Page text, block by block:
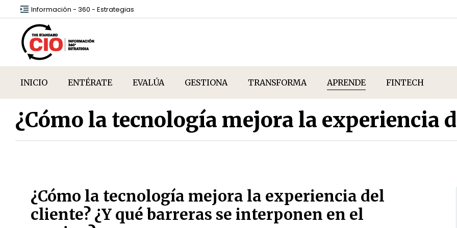
Información - 360 - Estrategias
INICIO ENTÉRATE EVALÚA GESTIONA TRANSFORMA APRENDE FINTECH
¿Cómo la tecnología mejora la experiencia
¿Cómo la tecnología mejora la experiencia del
cliente? ¿Y qué barreras se interponen en el